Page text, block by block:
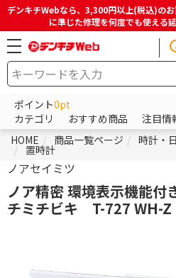
デンキチWebなら、3,300円以上(税込)の
に準じた修理を何度でも使える
ポイント0pt
カテゴリ
おすすめ商品 注目情
HOME
商品一覧ページ 時計・
置時計
ノアセイミツ
ノア精密 環境表示機能
チミチビキ T-727 WH-Z